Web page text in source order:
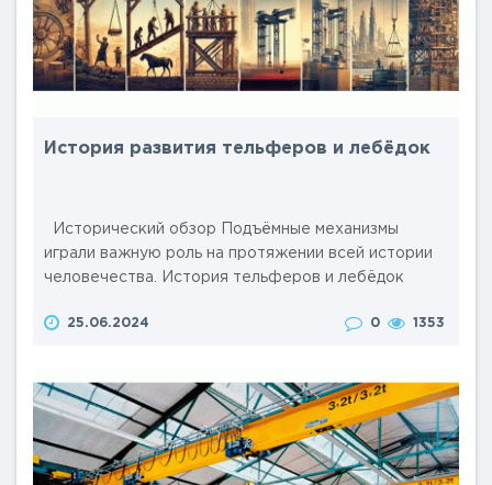
История развития тельферов и лебёдок
Исторический обзор Подъёмные механизмы
играли важную роль на протяжении всей истории
человечества. История тельферов и лебёдок
несколько тысячелетий. Первые упоминания об
механизмы, состоявшие из верёвок и деревянных
рычагов, использовались для строи..
25.06.2024 0 1353